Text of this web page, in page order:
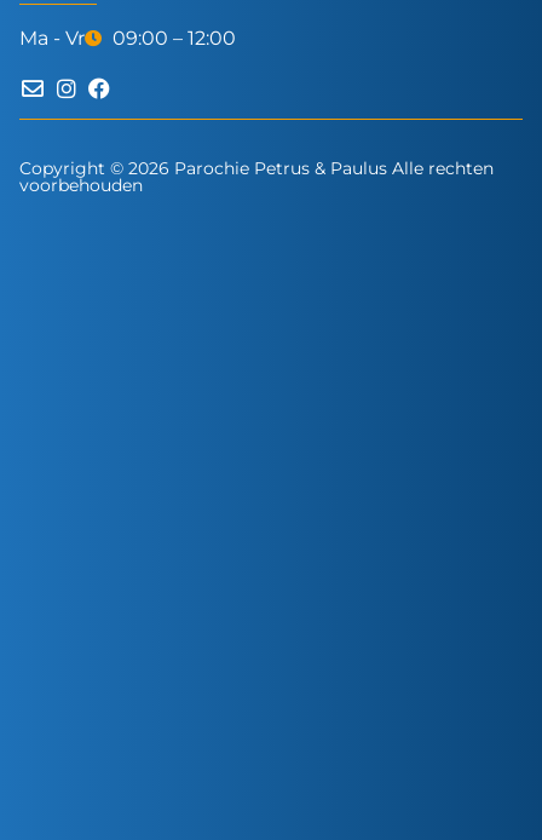
Ma - Vr 09:00 – 12:00
Copyright © 2026 Parochie Petrus & Paulus Alle rechten
voorbehouden